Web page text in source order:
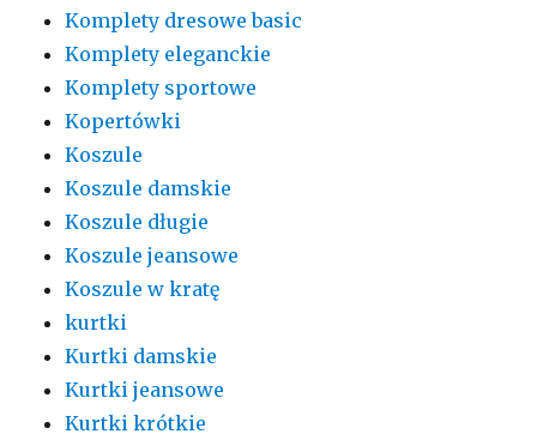
Komplety dresowe basic
Komplety eleganckie
Komplety sportowe
Kopertówki
Koszule
Koszule damskie
Koszule długie
Koszule jeansowe
Koszule w kratę
kurtki
Kurtki damskie
Kurtki jeansowe
Kurtki krótkie